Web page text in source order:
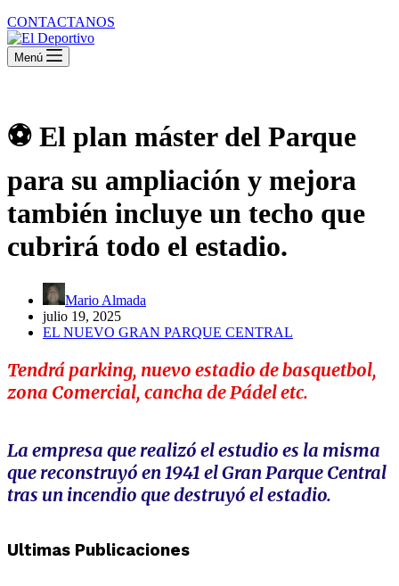
CONTACTANOS
Menú
⚽ El plan máster del Parque
para su ampliación y mejora
también incluye un techo que
cubrirá todo el estadio.
Mario Almada
julio 19, 2025
EL NUEVO GRAN PARQUE CENTRAL
Tendrá parking, nuevo estadio de basquetbol,
zona Comercial, cancha de Pádel etc.
La empresa que realizó el estudio es la misma
que reconstruyó en 1941 el Gran Parque Central
tras un incendio que destruyó el estadio.
Ultimas Publicaciones